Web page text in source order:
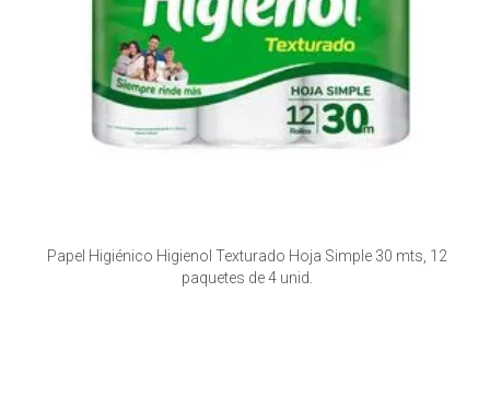
Papel Higiénico Higienol Texturado Hoja Simple 30 mts, 12
paquetes de 4 unid.